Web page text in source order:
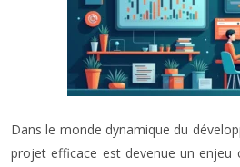
Dans le monde dynamique du
projet efficace est devenue un enjeu